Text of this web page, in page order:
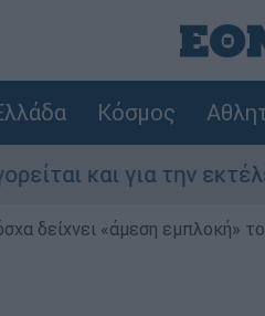
Κόσμος
για την εκτέλεση
δείχνει «άμεση εμπλοκή»